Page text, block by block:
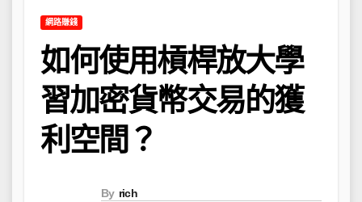
網路賺錢
如何使用槓桿放大學
習加密貨幣交易的獲
利空間？
By rich